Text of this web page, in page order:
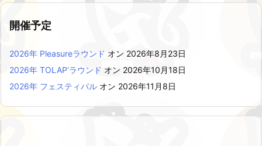
開催予定
2026年 Pleasureラウンド オン 2026年8月23日
2026年 TOLAP’ラウンド オン 2026年10月18日
2026年 フェスティバル オン 2026年11月8日